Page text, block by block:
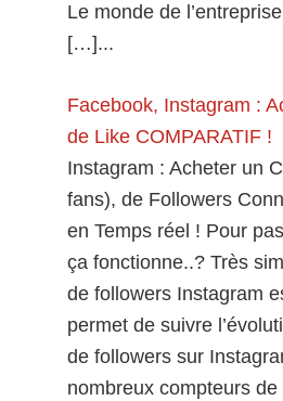
Le monde de
[…]...
Facebook, Instagram :
de Like COMPARATIF !
Instagram : Acheter un
fans), de Followers
en Temps réel ! Pour
ça fonctionne..? Très
de followers Instagram
permet de suivre
de followers sur
nombreux compteurs